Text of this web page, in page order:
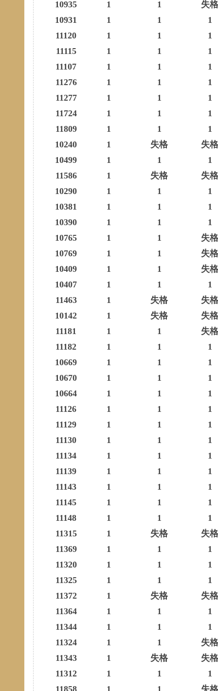
10935
1 1
失格
10931
1 1
1
11120
1 1
1
11115
1 1
1
11107
1 1
1
11276
1 1
1
11277
1 1
1
11724
1 1
1
11809
1 1
1
10240
1 失格
失格
10499
1 1
1
11586
1 失格
失格
10290
1 1
1
10381
1 1
1
10390
1 1
1
10765
1 1
失格
10769
1 1
失格
10409
1 1
失格
10407
1 1
1
11463
1 失格
失格
10142
1 失格
失格
11181
1 1
失格
11182
1 1
1
10669
1 1
1
10670
1 1
1
10664
1 1
1
11126
1 1
1
11129
1 1
1
11130
1 1
1
11134
1 1
1
11139
1 1
1
11143
1 1
1
11145
1 1
1
11148
1 1
1
11315
1 失格
失格
11369
1 1
1
11320
1 1
1
11325
1 1
1
11372
1 失格
失格
11364
1 1
1
11344
1 1
1
11324
1 1
失格
11343
1 失格
失格
11312
1 1
1
11858
1 1 失格